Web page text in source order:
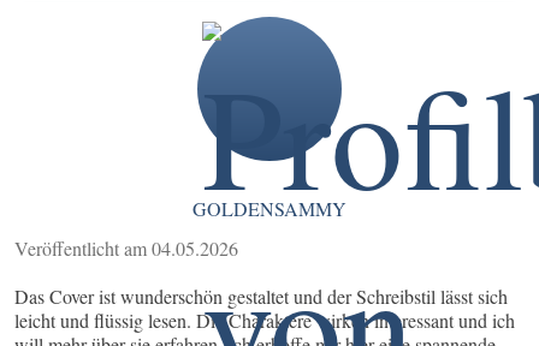
GOLDENSAMMY
Veröffentlicht am 04.05.2026
Das Cover ist wunderschön gestaltet und der Schreibstil lässt sich
leicht und flüssig lesen. Die Charaktere wirken interessant und ich